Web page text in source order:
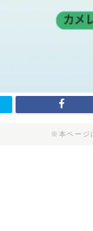
※本ページ